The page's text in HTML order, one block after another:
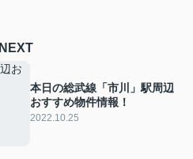
NEXT
本日の総武線「市川」駅周辺
おすすめ物件情報！
2022.10.25